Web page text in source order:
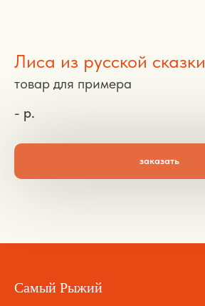
Лиса из русской сказки
товар для примера
- р.
заказать
Самый Рыжий